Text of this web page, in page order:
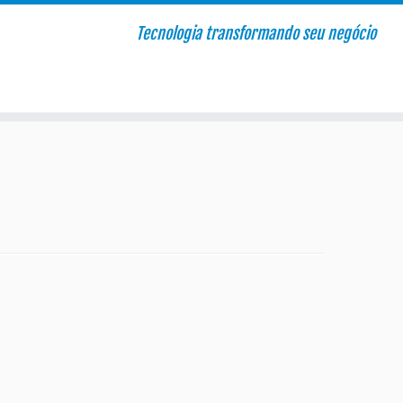
Tecnologia transformando seu negócio